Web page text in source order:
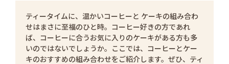
ティータイムに、温かいコーヒーと ケーキの組み合わ
せはまさに至福のひと時。コーヒー好きの方であれ
ば、コーヒーに合うお気に入りのケーキがある方も多
いのではないでしょうか。ここでは、コーヒーとケー
キのおすすめの組み合わせをご紹介します。ぜひ、ティ